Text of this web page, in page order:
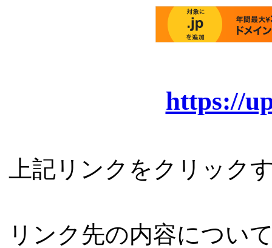
https://
上記リンクをクリック
リンク先の内容につい